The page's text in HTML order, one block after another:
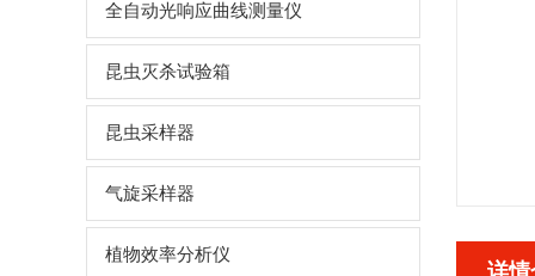
全自动光响应曲线测量仪
昆虫灭杀试验箱
昆虫采样器
气旋采样器
植物效率分析仪
详